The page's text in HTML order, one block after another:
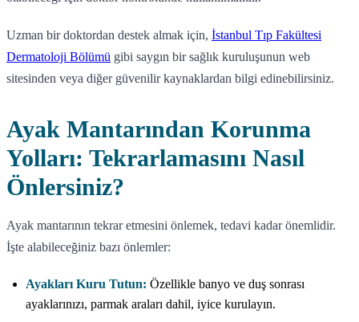
Uzman bir doktordan destek almak için, İstanbul Tıp Fakültesi
Dermatoloji Bölümü gibi saygın bir sağlık kuruluşunun web
sitesinden veya diğer güvenilir kaynaklardan bilgi edinebilirsiniz.
Ayak Mantarından Korunma
Yolları: Tekrarlamasını Nasıl
Önlersiniz?
Ayak mantarının tekrar etmesini önlemek, tedavi kadar önemlidir.
İşte alabileceğiniz bazı önlemler:
Ayakları Kuru Tutun: Özellikle banyo ve duş sonrası
ayaklarınızı, parmak araları dahil, iyice kurulayın.